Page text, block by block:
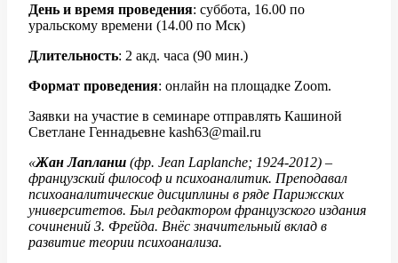
День и время проведения: суббота, 16.00 по
уральскому времени (14.00 по Мск)
Длительность: 2 акд. часа (90 мин.)
Формат проведения: онлайн на площадке Zoom.
Заявки на участие в семинаре отправлять Кашиной
Светлане Геннадьевне kash63@mail.ru
«Жан Лапланш (фр. Jean Laplanche; 1924-2012) –
французский философ и психоаналитик. Преподавал
психоаналитические дисциплины в ряде Парижских
университетов. Был редактором французского издания
сочинений З. Фрейда. Внёс значительный вклад в
развитие теории психоанализа.